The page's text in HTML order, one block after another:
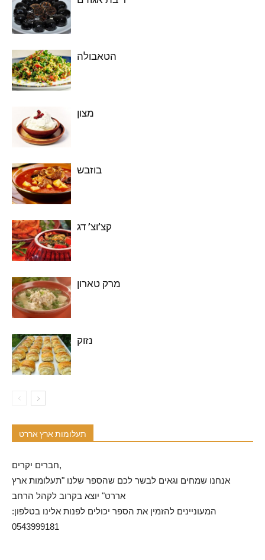
הטאבולה
מצון
בוזבש
קצ’וצ’ דג
מרק טארון
נזוק
תעלומות ארץ אררט
חברים יקרים,
אנחנו שמחים וגאים לבשר לכם שהספר שלנו "תעלומות ארץ
אררט" יוצא בקרוב לקהל הרחב
המעוניינים להזמין את הספר יכולים לפנות אלינו בטלפון:
0543999181